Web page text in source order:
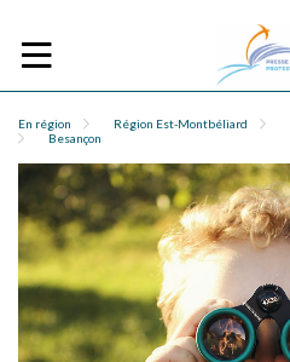
En région Région Est-Montbéliard
Besançon